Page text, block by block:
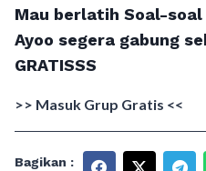
Mau berlatih Soal-soal
Ayoo segera gabung
GRATISSS
>> Masuk Grup Gratis <<
Bagikan :